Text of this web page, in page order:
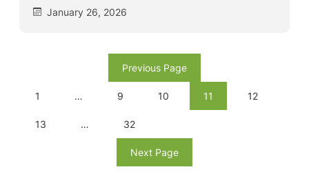
January 26, 2026
Previous Page
1 … 9 10 11 12
13 … 32
Next Page